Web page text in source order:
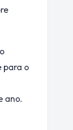
para o
ano.